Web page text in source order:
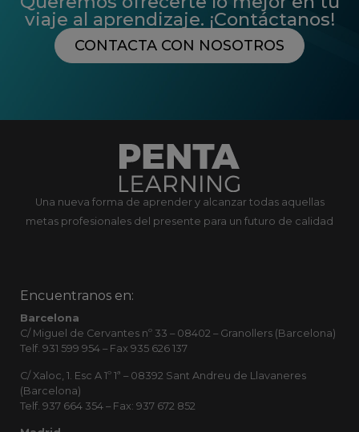
viaje al aprendizaje. ¡Contáctanos!
CONTACTA CON NOSOTROS
Una nueva forma de aprender y alcanzar todas aquellas
metas profesionales del presente para un futuro de calidad
Encuentranos en:
Barcelona
C/ Miguel de Cervantes nº 33 – 08402 – Granollers (Barcelona)
Telf. 931 599 954 – Fax 935 626 137
C/ Xaloc, 1. Esc A 1º 1ª – 08392 Sant Andreu de Llavaneres
(Barcelona)
Telf. 937 664 354 – Fax: 937 672 852